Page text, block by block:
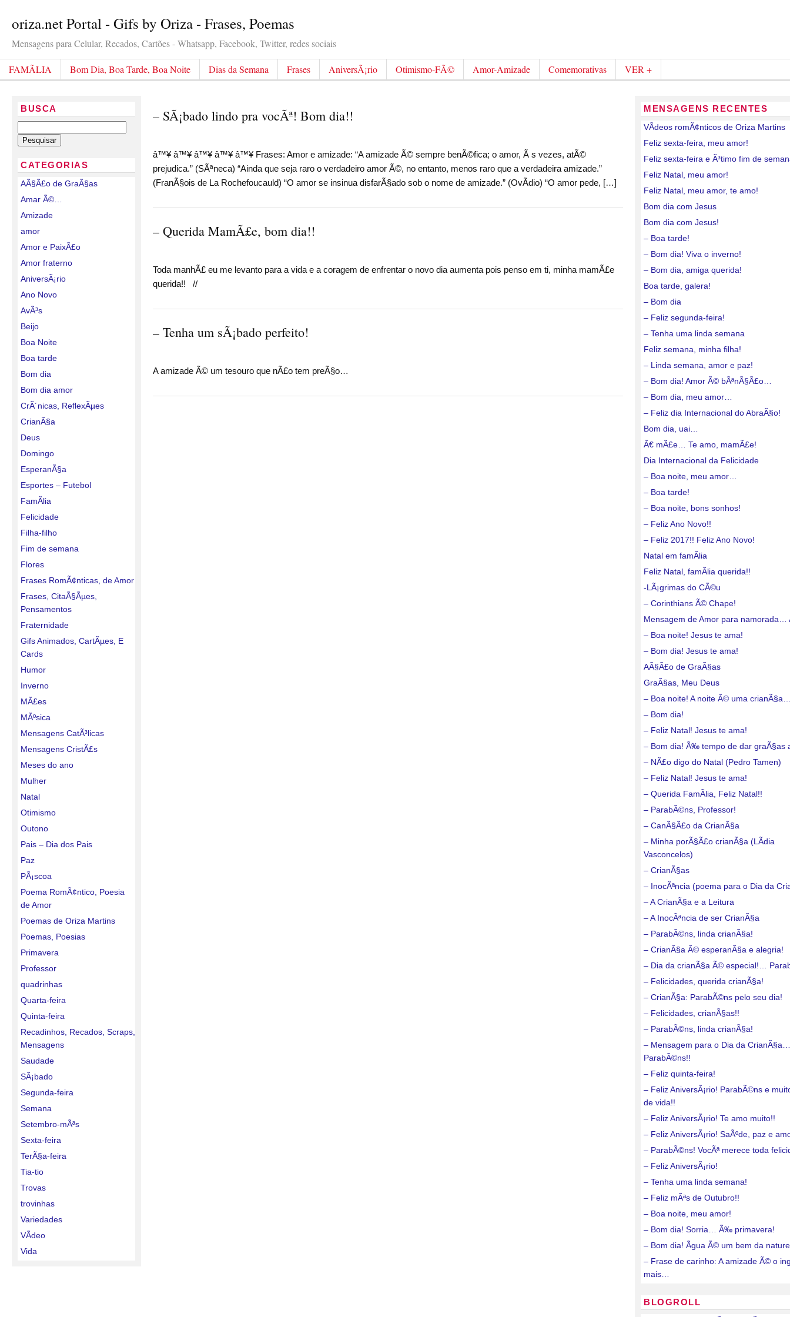
oriza.net Portal - Gifs by Oriza - Frases, Poemas
Mensagens para Celular, Recados, Cartões - Whatsapp, Facebook, Twitter, redes sociais
FAMÃLIA Bom Dia, Boa Tarde, Boa Noite Dias da Semana Frases AniversÃ¡rio Otimismo-FÃ© Amor-Amizade Comemorativas VER +
BUSCA
CATEGORIAS
AÃ§Ã£o de GraÃ§as
Amar Ã©…
Amizade
amor
Amor e PaixÃ£o
Amor fraterno
AniversÃ¡rio
Ano Novo
AvÃ³s
Beijo
Boa Noite
Boa tarde
Bom dia
Bom dia amor
CrÃ´nicas, ReflexÃµes
CrianÃ§a
Deus
Domingo
EsperanÃ§a
Esportes – Futebol
FamÃ­lia
Felicidade
Filha-filho
Fim de semana
Flores
Frases RomÃ¢nticas, de Amor
Frases, CitaÃ§Ãµes,
Pensamentos
Fraternidade
Gifs Animados, CartÃµes, E
Cards
Humor
Inverno
MÃ£es
MÃºsica
Mensagens CatÃ³licas
Mensagens CristÃ£s
Meses do ano
Mulher
Natal
Otimismo
Outono
Pais – Dia dos Pais
Paz
PÃ¡scoa
Poema RomÃ¢ntico, Poesia
de Amor
Poemas de Oriza Martins
Poemas, Poesias
Primavera
Professor
quadrinhas
Quarta-feira
Quinta-feira
Recadinhos, Recados, Scraps,
Mensagens
Saudade
SÃ¡bado
Segunda-feira
Semana
Setembro-mÃªs
Sexta-feira
TerÃ§a-feira
Tia-tio
Trovas
trovinhas
Variedades
VÃ­deo
Vida
– SÃ¡bado lindo pra vocÃª! Bom dia!!
â™¥ â™¥ â™¥ â™¥ â™¥ Frases: Amor e amizade: “A amizade Ã© sempre benÃ©fica; o amor, Ã s vezes, atÃ©
prejudica.” (SÃªneca) “Ainda que seja raro o verdadeiro amor Ã©, no entanto, menos raro que a verdadeira amizade.”
(FranÃ§ois de La Rochefoucauld) “O amor se insinua disfarÃ§ado sob o nome de amizade.” (OvÃ­dio) “O amor pede, […]
– Querida MamÃ£e, bom dia!!
Toda manhÃ£ eu me levanto para a vida e a coragem de enfrentar o novo dia aumenta pois penso em ti, minha mamÃ£e
querida!! //
– Tenha um sÃ¡bado perfeito!
A amizade Ã© um tesouro que nÃ£o tem preÃ§o…
MENSAGENS RECENTES
VÃ­deos romÃ¢nticos de Oriza Martins
Feliz sexta-feira, meu amor!
Feliz sexta-feira e Ã³timo fim de
Feliz Natal, meu amor!
Feliz Natal, meu amor, te amo!
Bom dia com Jesus
Bom dia com Jesus!
– Boa tarde!
– Bom dia! Viva o inverno!
– Bom dia, amiga querida!
Boa tarde, galera!
– Bom dia
– Feliz segunda-feira!
– Tenha uma linda semana
Feliz semana, minha filha!
– Linda semana, amor e paz!
– Bom dia! Amor Ã© bÃªnÃ§Ã£o…
– Bom dia, meu amor…
– Feliz dia Internacional do AbraÃ§o!
Bom dia, uai…
Ã€ mÃ£e… Te amo, mamÃ£e!
Dia Internacional da Felicidade
– Boa noite, meu amor…
– Boa tarde!
– Boa noite, bons sonhos!
– Feliz Ano Novo!!
– Feliz 2017!! Feliz Ano Novo!
Natal em famÃ­lia
Feliz Natal, famÃ­lia querida!!
-LÃ¡grimas do CÃ©u
– Corinthians Ã© Chape!
Mensagem de Amor para namorada…
– Boa noite! Jesus te ama!
– Bom dia! Jesus te ama!
AÃ§Ã£o de GraÃ§as
GraÃ§as, Meu Deus
– Boa noite! A noite Ã© uma
– Bom dia!
– Feliz Natal! Jesus te ama!
– Bom dia! Ã‰ tempo de dar graÃ§as
– NÃ£o digo do Natal (Pedro Tamen)
– Feliz Natal! Jesus te ama!
– Querida FamÃ­lia, Feliz Natal!!
– ParabÃ©ns, Professor!
– CanÃ§Ã£o da CrianÃ§a
– Minha porÃ§Ã£o crianÃ§a (LÃ­dia
Vasconcelos)
– CrianÃ§as
– InocÃªncia (poema para o Dia da
– A CrianÃ§a e a Leitura
– A InocÃªncia de ser CrianÃ§a
– ParabÃ©ns, linda crianÃ§a!
– CrianÃ§a Ã© esperanÃ§a e alegria!
– Dia da crianÃ§a Ã© especial!…
– Felicidades, querida crianÃ§a!
– CrianÃ§a: ParabÃ©ns pelo seu dia!
– Felicidades, crianÃ§as!!
– ParabÃ©ns, linda crianÃ§a!
– Mensagem para o Dia da CrianÃ§a…
ParabÃ©ns!!
– Feliz quinta-feira!
– Feliz AniversÃ¡rio! ParabÃ©ns e
de vida!!
– Feliz AniversÃ¡rio! Te amo muito!!
– Feliz AniversÃ¡rio! SaÃºde, paz e
– ParabÃ©ns! VocÃª merece toda
– Feliz AniversÃ¡rio!
– Tenha uma linda semana!
– Feliz mÃªs de Outubro!!
– Boa noite, meu amor!
– Bom dia! Sorria… Ã‰ primavera!
– Bom dia! Ãgua Ã© um bem da
– Frase de carinho: A amizade Ã© o
mais…
BLOGROLL